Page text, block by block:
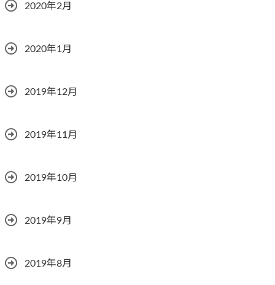
2020年2月
2020年1月
2019年12月
2019年11月
2019年10月
2019年9月
2019年8月